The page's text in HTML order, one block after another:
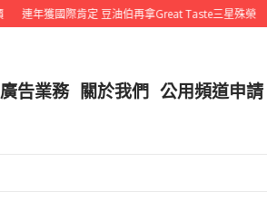
連年獲國際肯定 豆油伯再拿Great Taste三星殊榮
廣告業務 關於我們 公用頻道申請